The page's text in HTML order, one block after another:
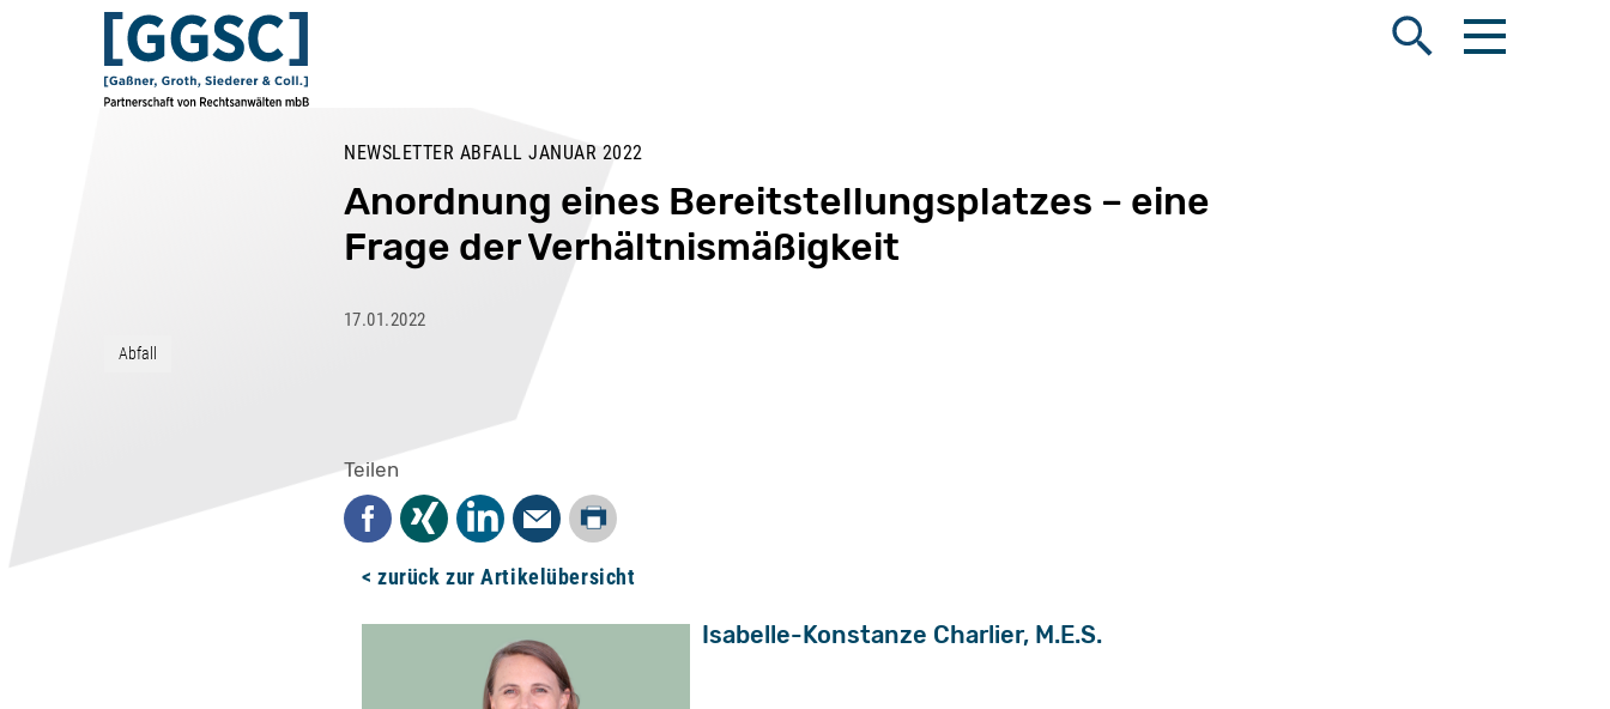
Suche öffnenMenü öffnen
NEWSLETTER ABFALL JANUAR 2022
Anordnung eines Bereitstellungsplatzes – eine
Frage der Verhältnismäßigkeit
17.01.2022
Abfall
Teilen
Facebook
Xing LinkedInMail
Drucken
< zurück zur Artikelübersicht
Isabelle-Konstanze Charlier, M.E.S.